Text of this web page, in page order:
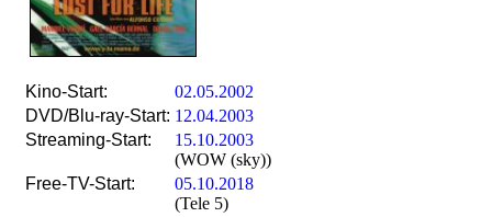
Kino-Start:
02.05.2002
DVD/Blu-ray-Start: 12.04.2003
Streaming-Start:
15.10.2003
(WOW (sky))
Free-TV-Start:
05.10.2018
(Tele 5)